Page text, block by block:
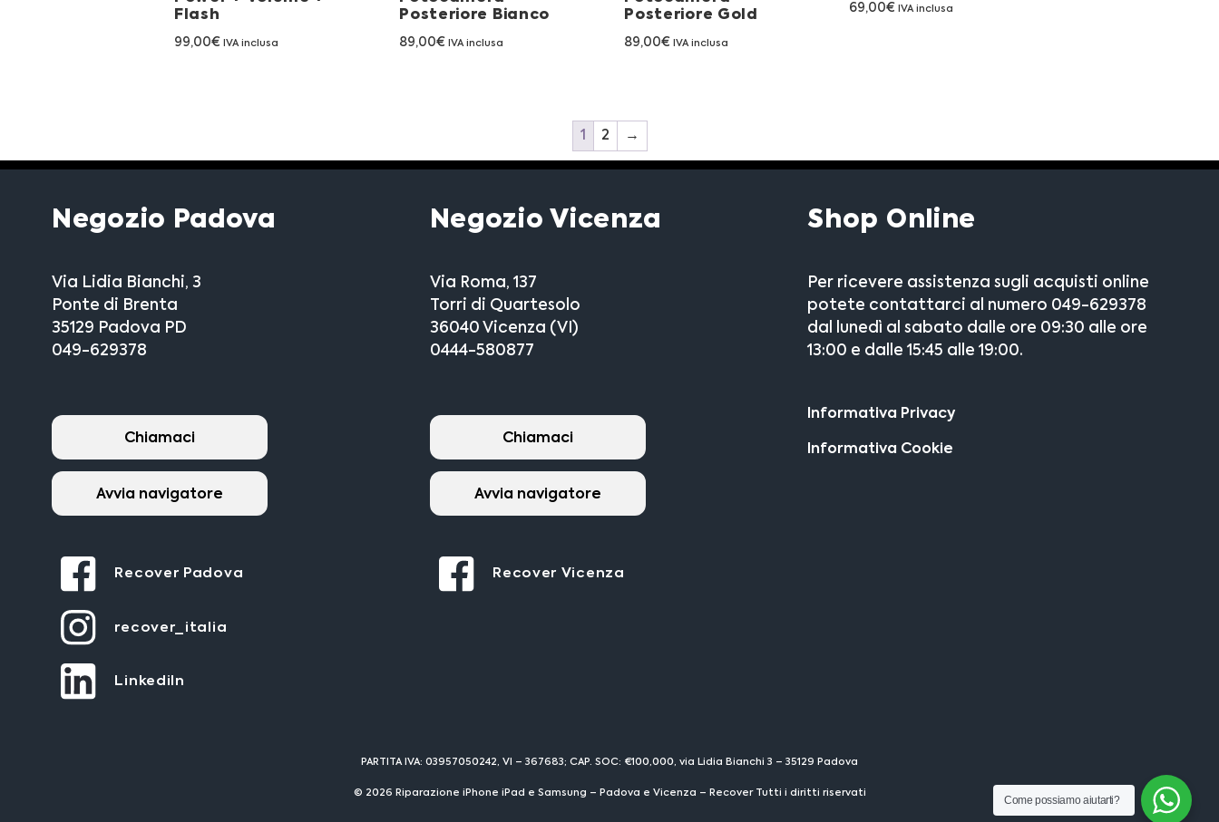
Flash
99,00€ IVA inclusa
Posteriore Bianco
89,00€ IVA inclusa
Posteriore Gold
89,00€ IVA inclusa
69,00€ IVA inclusa
1 2 →
Negozio Padova
Via Lidia Bianchi, 3
Ponte di Brenta
35129 Padova PD
049-629378
Chiamaci
Avvia navigatore
Recover Padova
recover_italia
LinkediIn
Negozio Vicenza
Via Roma, 137
Torri di Quartesolo
36040 Vicenza (VI)
0444-580877
Chiamaci
Avvia navigatore
Recover Vicenza
Shop Online
Per ricevere assistenza sugli acquisti online
potete contattarci al numero 049-629378
dal lunedì al sabato dalle ore 09:30 alle ore
13:00 e dalle 15:45 alle 19:00.
Informativa Privacy
Informativa Cookie
PARTITA IVA: 03957050242, VI – 367683; CAP. SOC: €100,000, via Lidia Bianchi 3 – 35129 Padova
© 2026 Riparazione iPhone iPad e Samsung – Padova e Vicenza – Recover Tutti i diritti riservati
Come possiamo aiutarti?